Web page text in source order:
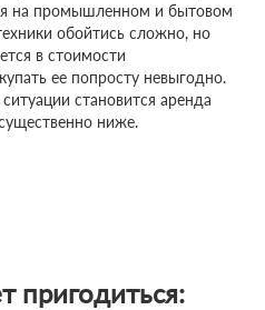
на промышленном и бытовом
обойтись сложно, но
в стоимости
ее попросту невыгодно.
становится аренда
ниже.
пригодиться: